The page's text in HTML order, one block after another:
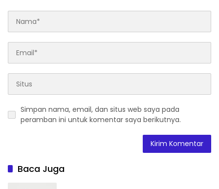
Simpan nama, email, dan situs web saya pada
peramban ini untuk komentar saya berikutnya.
Baca Juga